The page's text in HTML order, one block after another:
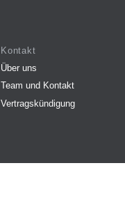
Kontakt
Über uns
Team und Kontakt
Vertragskündigung